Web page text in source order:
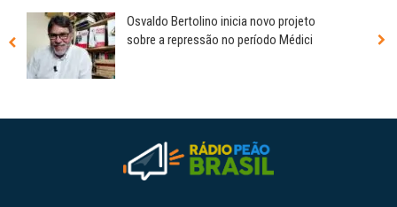
Osvaldo Bertolino inicia novo projeto
sobre a repressão no período Médici